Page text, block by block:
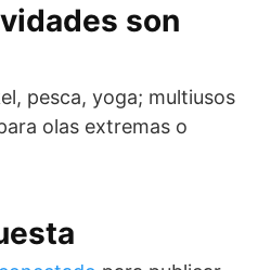
son
pesca, yoga; multiusos
olas extremas o